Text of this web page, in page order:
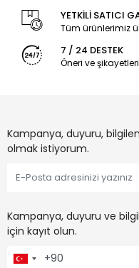
YETKİLİ SATICI
Tüm ürünlerimiz
7 / 24 DESTEK
Öneri ve
Kampanya, duyuru,
olmak istiyorum.
Kampanya, duyuru ve
için kayıt olun.